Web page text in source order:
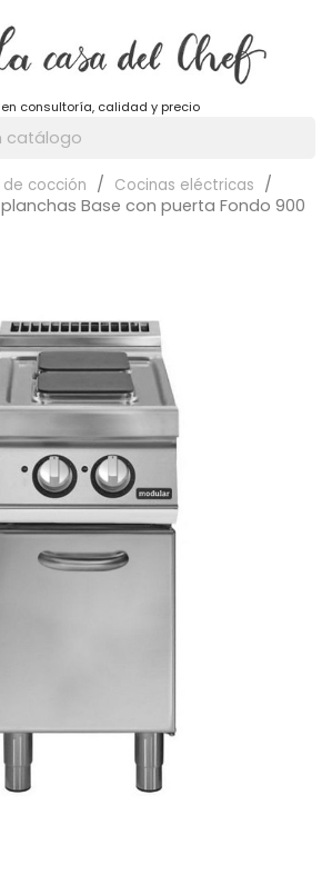
en consultoría, calidad y precio
de cocción Cocinas eléctricas
Base con puerta Fondo 900